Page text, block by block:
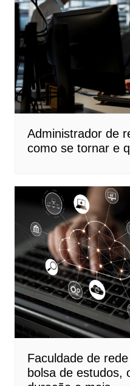
Administrador de
como se tornar e
Faculdade de
bolsa de estudos,